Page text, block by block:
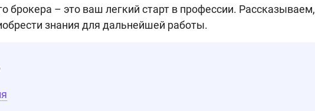
брокера – это ваш легкий старт в профессии. Рассказываем,
знания для дальнейшей работы.